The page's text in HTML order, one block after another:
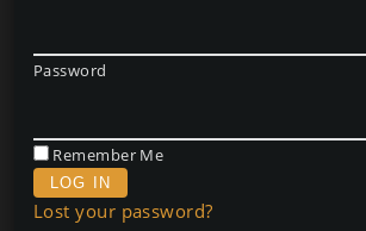
Password
Remember Me
Lost your password?